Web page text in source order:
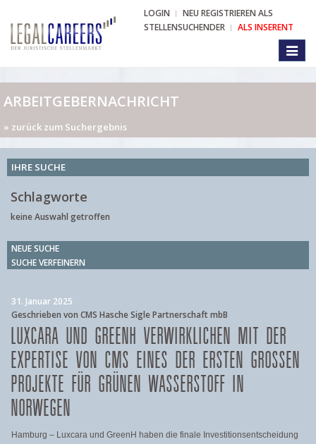
LOGIN
NEU REGISTRIEREN ALS
STELLENSUCHENDER
ALS INSERENT
ARBEITGEBERNACHRICHT
» zurück zum Suchergebnis
IHRE SUCHE
Schlagworte
keine Auswahl getroffen
NEUE SUCHE
SUCHE VERFEINERN
31. Januar 2025
Geschrieben von CMS Hasche Sigle Partnerschaft mbB
LUXCARA UND GREENH VERWIRKLICHEN MIT DER
EXPERTISE VON CMS EINES DER ERSTEN GROSSEN P
ROJEKTE FÜR GRÜNEN WASSERSTOFF IN N
ORWEGEN
Hamburg – Luxcara und GreenH haben die finale Investitionsentscheidung